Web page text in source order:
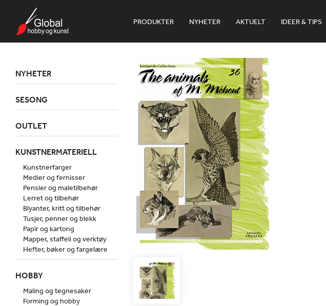
PRODUKTER NYHETER AKTUELT IDEER & TIPS
NYHETER
SESONG
OUTLET
KUNSTNERMATERIELL
Kunstnerfarger
Medier og fernisser
Pensler og maletilbehør
Lerret og tilbehør
Blyanter, kritt og tilbehør
Tusjer, penner og blekk
Papir og kartong
Mapper, staffeli og verktøy
Hefter, bøker og fargelære
HOBBY
Maling og tegnesaker
Forming og hobby